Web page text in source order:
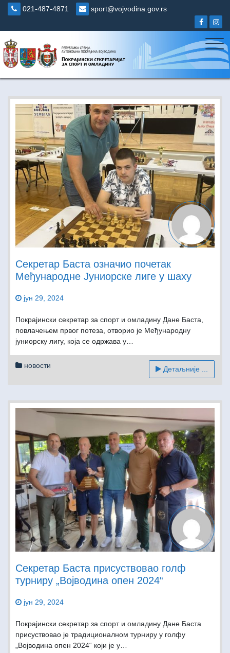
Skip
021-487-4871 sport@vojvodina.gov.rs
Секретар Баста означио почетак
Међународне Јуниорске лиге у шаху
јун 29, 2024
Покрајински секретар за спорт и омладину Дане Баста,
повлачењем првог потеза, отворио је Међународну
јуниорску лигу, која се одржава у…
новости Детаљније ...
Секретар Баста присуствовао голф
турниру „Војводина опен 2024“
јун 29, 2024
Покрајински секретар за спорт и омладину Дане Баста
присуствовао је традиционалном турниру у голфу
„Војводина опен 2024“ који је у…